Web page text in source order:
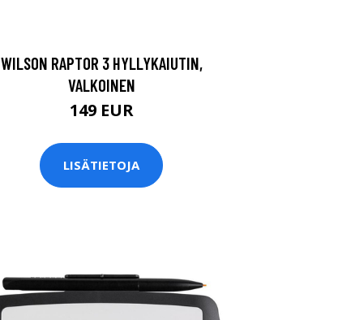
WILSON RAPTOR 3 HYLLYKAIUTIN,
VALKOINEN
149 EUR
LISÄTIETOJA